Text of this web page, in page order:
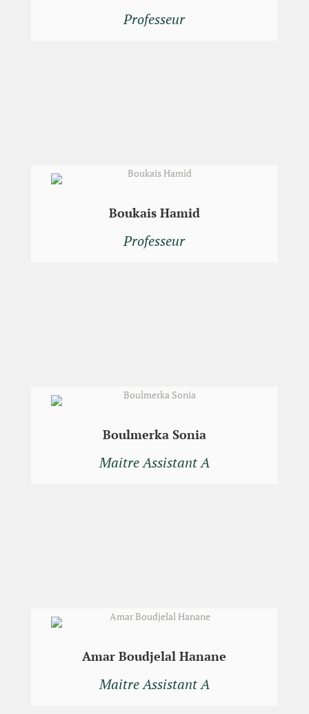
Professeur
Boukais Hamid
Professeur
Boulmerka Sonia
Maitre Assistant A
Amar Boudjelal Hanane
Maitre Assistant A